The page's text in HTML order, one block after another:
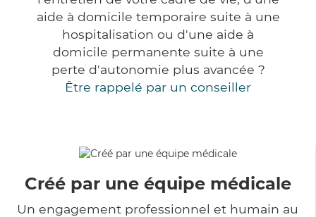
aide à domicile temporaire suite à une
hospitalisation ou d'une aide à
domicile permanente suite à une
perte d'autonomie plus avancée ?
Être rappelé par un conseiller
Créé par une équipe médicale
Un engagement professionnel et humain au